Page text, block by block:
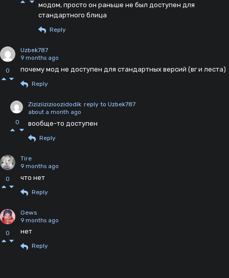
модом, просто он раньше не был доступен для
стандартного блица
Reply
0
Uzbek787
9 months ago
почему мод не доступен для стандартных версий (вг и леста)
Reply
0
Ziziziizizioozidodik reply to Uzbek787
about a month ago
вообще-то доступен
Reply
0
Tire
9 months ago
что нет
Reply
0
Gews
9 months ago
нет
Reply